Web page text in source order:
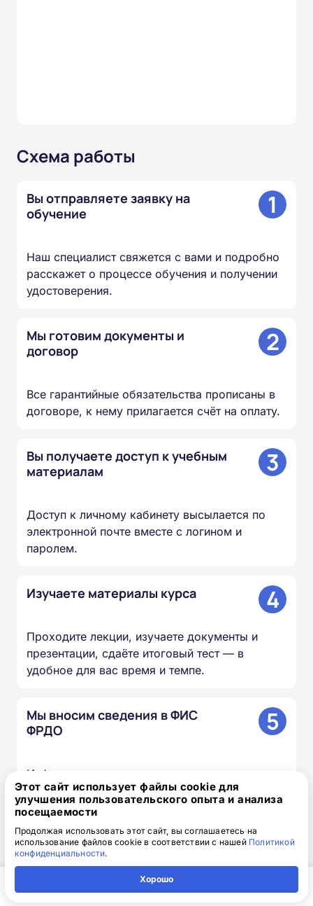
Схема работы
Вы отправляете заявку на
обучение
1
Наш специалист свяжется с вами и подробно
расскажет о процессе обучения и получении
удостоверения.
Мы готовим документы и
договор
2
Все гарантийные обязательства прописаны в
договоре, к нему прилагается счёт на оплату.
Вы получаете доступ к учебным
материалам
3
Доступ к личному кабинету высылается по
электронной почте вместе с логином и
паролем.
Изучаете материалы курса 4
Проходите лекции, изучаете документы и
презентации, сдаёте итоговый тест — в
удобное для вас время и темпе.
Мы вносим сведения в ФИС
ФРДО
5
Информация о выданных удостоверениях и
дипломах передаётся в федеральный реестр в
течение 20–60 дней.
Вы получаете оригиналы
документов
6
Этот сайт использует файлы cookie для
улучшения пользовательского опыта и анализа
посещаемости
Продолжая использовать этот сайт, вы соглашаетесь на
использование файлов cookie в соответствии с нашей Политикой
конфиденциальности.
Хорошо